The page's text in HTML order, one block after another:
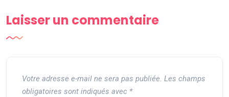
Laisser un commentaire
Votre adresse e-mail ne sera pas publiée. Les champs
obligatoires sont indiqués avec *